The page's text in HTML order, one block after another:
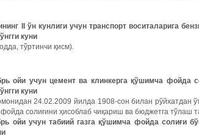
ўн кунлиги учун транспорт воситаларига
куни
тўртинчи қисм).
ойи учун цемент ва клинкерга қўшимча фойда
куни
24.02.2009 йилда 1908-сон билан рўйхатдан
солиғини ҳисоблаб чиқариш ва бюджетга тўлаш
ойи учун табиий газга қўшимча фойда солиғи